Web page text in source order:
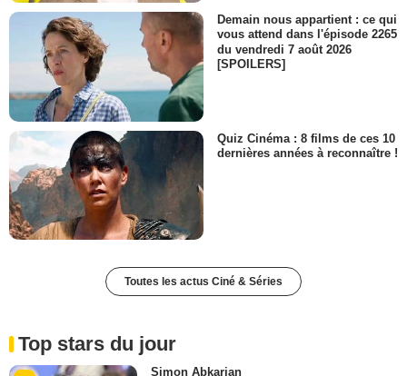
Demain nous appartient : ce qui
vous attend dans l'épisode 2265
du vendredi 7 août 2026
[SPOILERS]
Quiz Cinéma : 8 films de ces 10
dernières années à reconnaître !
Toutes les actus Ciné & Séries
Top stars du jour
Simon Abkarian